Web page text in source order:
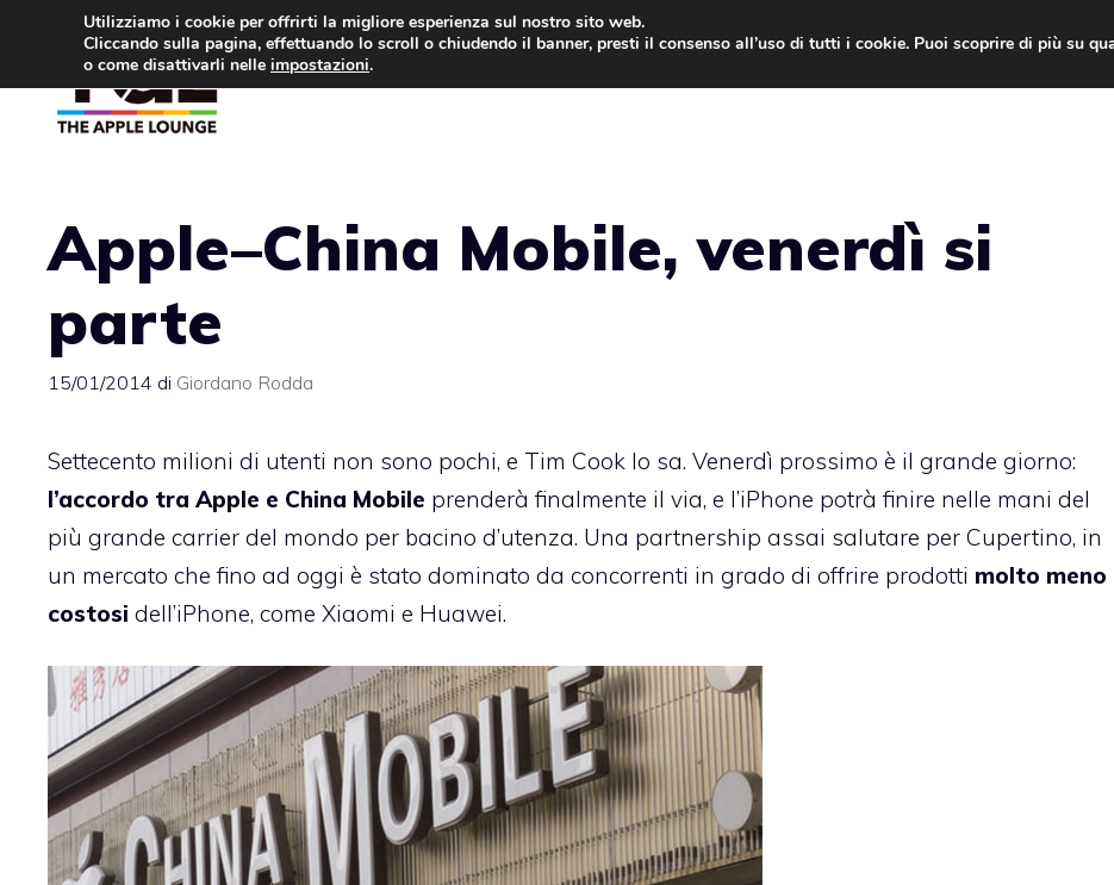
contenuto
Apple–China Mobile, venerdì si
parte
15/01/2014 di Giordano Rodda
Settecento milioni di utenti non sono pochi, e Tim Cook lo sa. Venerdì prossimo è il grande giorno:
l’accordo tra Apple e China Mobile prenderà finalmente il via, e l’iPhone potrà finire nelle mani del
più grande carrier del mondo per bacino d’utenza. Una partnership assai salutare per Cupertino, in
un mercato che fino ad oggi è stato dominato da concorrenti in grado di offrire prodotti molto meno
costosi dell’iPhone, come Xiaomi e Huawei.
Utilizziamo i cookie per offrirti la migliore esperienza sul nostro sito web.
Cliccando sulla pagina, effettuando lo scroll o chiudendo il banner, presti il consenso all’uso di tutti i cookie. Puoi scoprire di più su
o come disattivarli nelle impostazioni.